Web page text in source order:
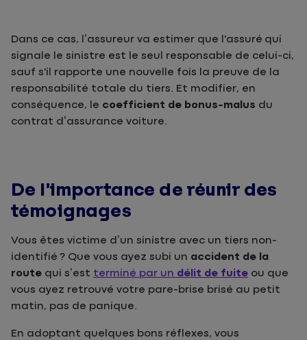
Dans ce cas, l’assureur va estimer que l'assuré qui
signale le sinistre est le seul responsable de celui-ci,
sauf s'il rapporte une nouvelle fois la preuve de la
responsabilité totale du tiers. Et modifier, en
conséquence, le coefficient de bonus-malus du
contrat d’assurance voiture.
De l’importance de réunir des
témoignages
Vous êtes victime d’un sinistre avec un tiers non-
identifié ? Que vous ayez subi un accident de la
route qui s’est terminé par un délit de fuite ou que
vous ayez retrouvé votre pare-brise brisé au petit
matin, pas de panique.
En adoptant quelques bons réflexes, vous